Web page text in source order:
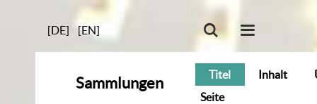
[DE] [EN]
Sammlungen
Titel Inhalt
Seite